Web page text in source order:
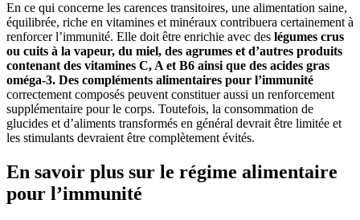
En ce qui concerne les carences transitoires, une alimentation saine,
équilibrée, riche en vitamines et minéraux contribuera certainement à
renforcer l’immunité. Elle doit être enrichie avec des légumes crus
ou cuits à la vapeur, du miel, des agrumes et d’autres produits
contenant des vitamines C, A et B6 ainsi que des acides gras
oméga-3. Des compléments alimentaires pour l’immunité
correctement composés peuvent constituer aussi un renforcement
supplémentaire pour le corps. Toutefois, la consommation de
glucides et d’aliments transformés en général devrait être limitée et
les stimulants devraient être complètement évités.
En savoir plus sur le régime alimentaire
pour l’immunité